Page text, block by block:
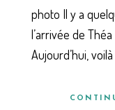
photo Il y a
l’arrivée de
Aujourd’hui,